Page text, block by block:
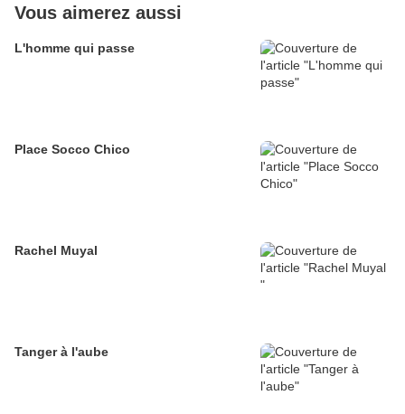
Vous aimerez aussi
L'homme qui passe
Place Socco Chico
Rachel Muyal
Tanger à l'aube